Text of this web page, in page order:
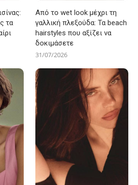
τα
Από το wet look μέχρι τη
γαλλική πλεξούδα: Τα beach
hairstyles που αξίζει να
δοκιμάσετε
31/07/2026